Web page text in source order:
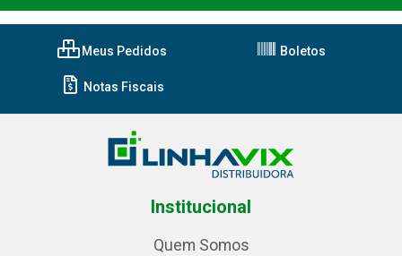
Meus Pedidos Boletos
Notas Fiscais
Institucional
Quem Somos